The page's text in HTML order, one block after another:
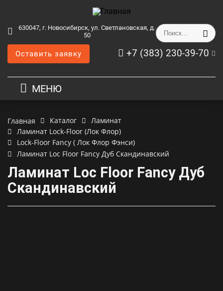
630047, г. Новосибирск, ул. Светлановская, д.
50
+7 (383) 230-39-70
Оставить заявку
МЕНЮ
Главная Каталог
Ламинат
Ламинат Lock-Floor (Лок Флор)
Lock-Floor Fancy ( Лок Флор Фэнси)
Ламинат Loc Floor Fancy Дуб Скандинавский
Ламинат Loc Floor Fancy Дуб
Скандинавский